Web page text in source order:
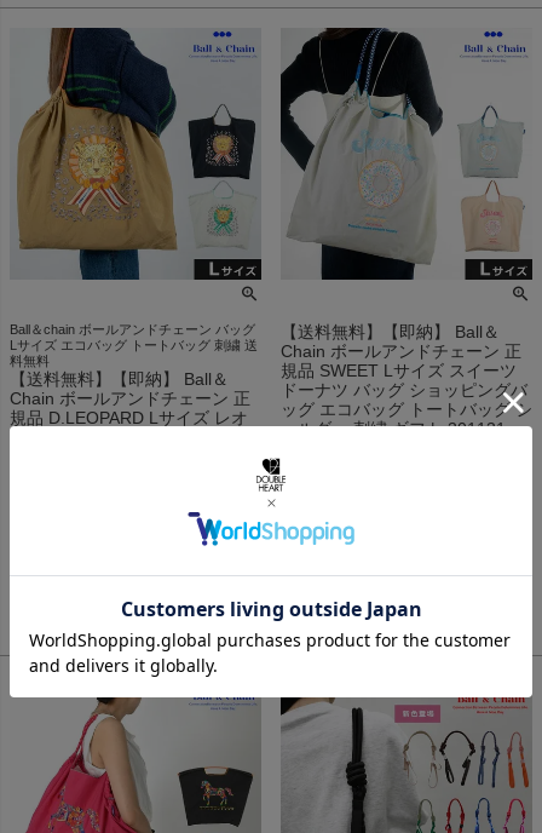
Ball＆chain ボールアンドチェーン バッグ
Lサイズ エコバッグ トートバッグ 刺繍 送
料無料
【送料無料】【即納】 Ball＆
Chain ボールアンドチェーン 正
規品 D.LEOPARD Lサイズ レオ
パード 豹 ひょう バッグ ショッ
¥4,620税込
カートに入れる
【送料無料】【即納】 Ball＆
Chain ボールアンドチェーン 正
規品 SWEET Lサイズ スイーツ
ドーナツ バッグ ショッピングバ
ッグ エコバッグ トートバッグ シ
ョルダー 刺繍 ギフト 301131
¥6,050税込